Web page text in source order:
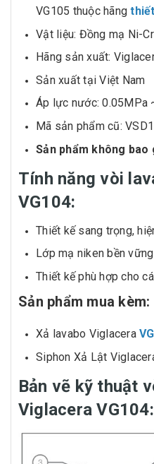
VG105 thuộc hãng
Vật liệu: Đồng mạ Ni-
Hãng sản xuất:
Sản xuất tại Việt Nam
Áp lực nước: 0.05MPa
Mã sản phẩm cũ:
Sản phẩm không
Tính năng vòi
VG104:
Thiết kế sang trọng,
Lớp mạ niken bền
Thiết kế phù hợp cho
Sản phẩm mua kèm:
Xả lavabo Viglacera
Siphon Xả Lật
Bản vẽ kỹ thuật
Viglacera VG104: